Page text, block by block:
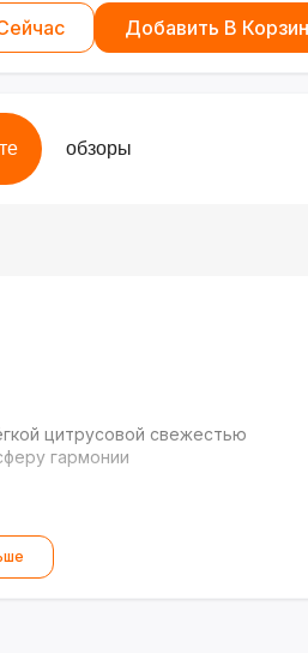
Добавить В
обзоры
цитрусовой свежестью
гармонии